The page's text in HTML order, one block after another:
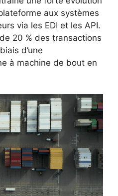
aux systèmes
via les EDI et les API.
20 % des transactions
d’une
à machine de bout en